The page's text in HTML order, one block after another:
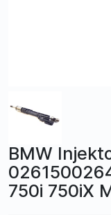
BMW
750i 750iX